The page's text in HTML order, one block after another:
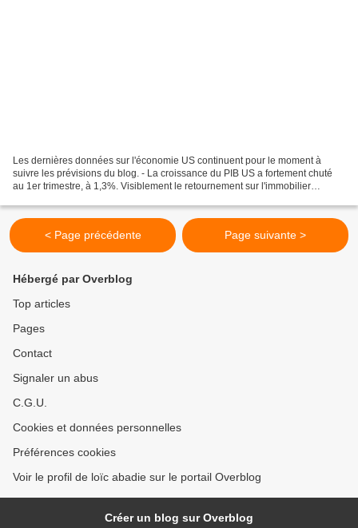
Les dernières données sur l'économie US continuent pour le moment à
suivre les prévisions du blog. - La croissance du PIB US a fortement chuté
au 1er trimestre, à 1,3%. Visiblement le retournement sur l'immobilier
< Page précédente Page suivante >
Hébergé par Overblog
Top articles
Pages
Contact
Signaler un abus
C.G.U.
Cookies et données personnelles
Préférences cookies
Voir le profil de loïc abadie sur le portail Overblog
Créer un blog sur Overblog